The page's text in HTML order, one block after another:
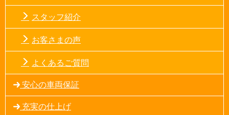
スタッフ紹介
お客さまの声
よくあるご質問
安心の車両保証
充実の仕上げ